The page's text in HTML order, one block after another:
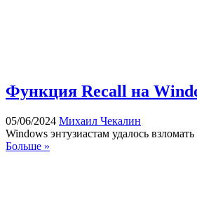
Функция Recall на
05/06/2024 Михаил Чекалин
Windows энтузиастам удалось
Больше »